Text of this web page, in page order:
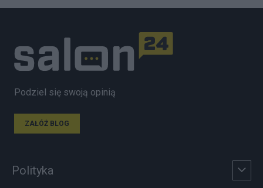
Podziel się swoją opinią
ZAŁÓŻ BLOG
Polityka